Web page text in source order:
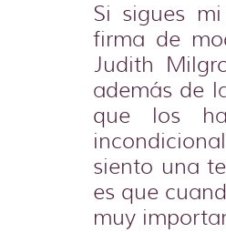
Si sigues
firma de
Judith
además de
que los
siento una
es que
muy